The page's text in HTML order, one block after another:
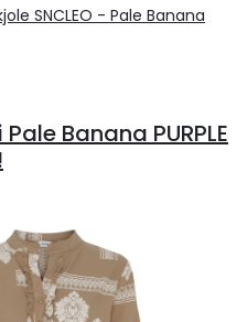
Banana PURPLE